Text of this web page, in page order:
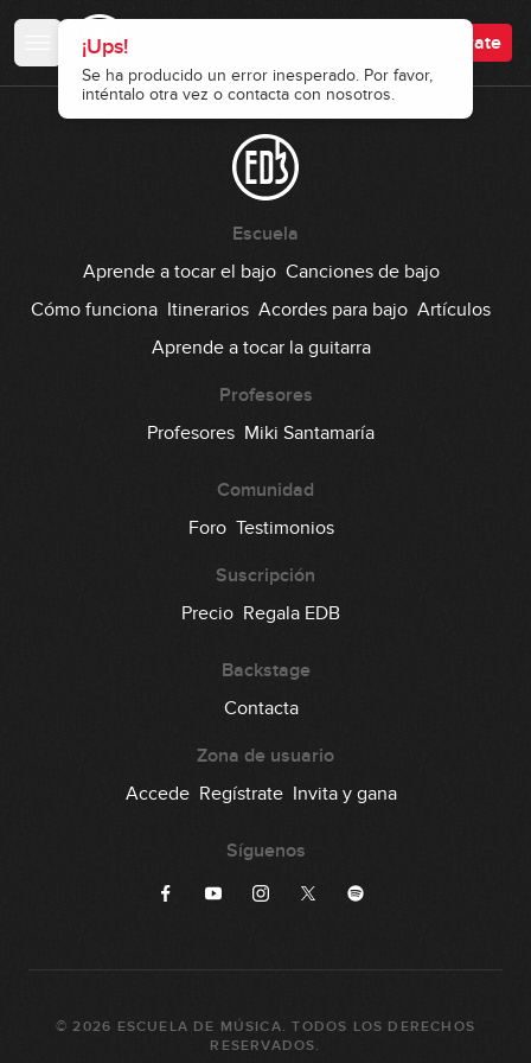
¡Ups!
Se ha producido un error inesperado. Por favor,
inténtalo otra vez o contacta con nosotros.
Regístrate
Escuela
Aprende a tocar el bajo Canciones de bajo
Cómo funciona Itinerarios Acordes para bajo Artículos
Aprende a tocar la guitarra
Profesores
Profesores Miki Santamaría
Comunidad
Foro Testimonios
Suscripción
Precio Regala EDB
Backstage
Contacta
Zona de usuario
Accede Regístrate Invita y gana
Síguenos
©2026 ESCUELA DE MÚSICA. TODOS LOS DERECHOS
RESERVADOS.